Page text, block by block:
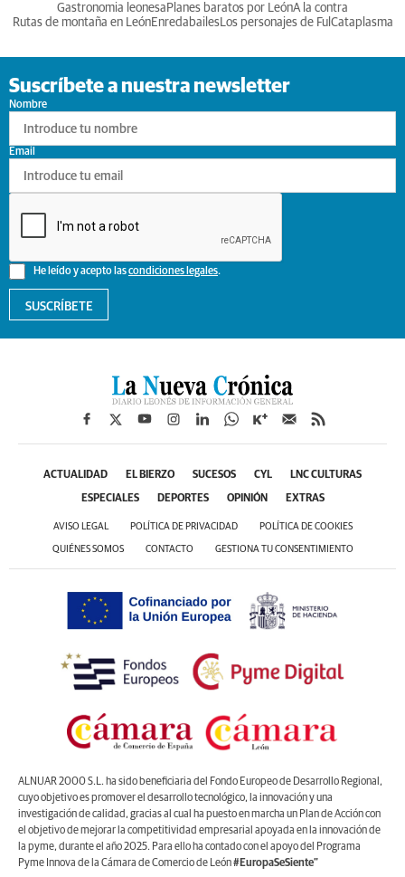
Gastronomia leonesa Planes baratos por LeónA la contra
Rutas de montaña en LeónEnredabailesLos personajes de Ful Cataplasma
Suscríbete a nuestra newsletter
Nombre
He leído y acepto lascondiciones legales.
Email
SUSCRÍBETE
ACTUALIDAD EL BIERZO SUCESOS CYL LNC CULTURAS
ESPECIALES DEPORTES OPINIÓN EXTRAS
AVISO LEGAL POLÍTICA DE PRIVACIDAD POLÍTICA DE COOKIES
QUIÉNES SOMOS CONTACTO GESTIONA TU CONSENTIMIENTO
ALNUAR 2000 S.L. ha sido beneficiaria del Fondo Europeo de Desarrollo Regional,
cuyo objetivo es promover el desarrollo tecnológico, la innovación y una
investigación de calidad, gracias al cual ha puesto en marcha un Plan de Acción con
el objetivo de mejorar la competitividad empresarial apoyada en la innovación de
la pyme, durante el año 2025. Para ello ha contado con el apoyo del Programa
Pyme Innova de la Cámara de Comercio de León#EuropaSeSiente”